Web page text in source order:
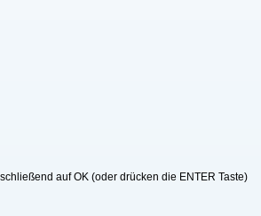
auf OK (oder drücken die ENTER Taste)